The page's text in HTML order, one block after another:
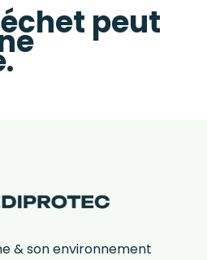
peut
& son environnement